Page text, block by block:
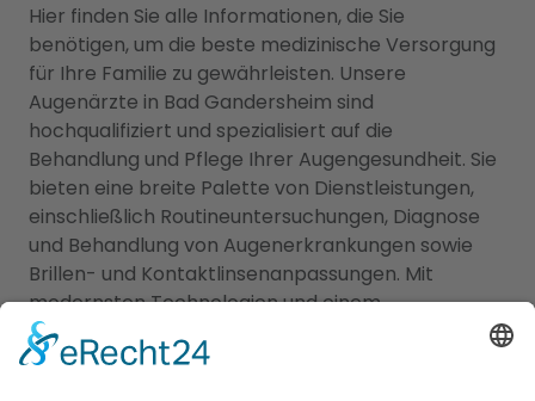
Hier finden Sie alle Informationen, die Sie
benötigen, um die beste medizinische Versorgung
für Ihre Familie zu gewährleisten. Unsere
Augenärzte in Bad Gandersheim sind
hochqualifiziert und spezialisiert auf die
Behandlung und Pflege Ihrer Augengesundheit. Sie
bieten eine breite Palette von Dienstleistungen,
einschließlich Routineuntersuchungen, Diagnose
und Behandlung von Augenerkrankungen sowie
Brillen- und Kontaktlinsenanpassungen. Mit
modernsten Technologien und einem
einfühlsamen Ansatz sorgen sie für Ihre klare Sicht
und Ihr Wohlbefinden. Zusätzlich bieten wir Ihnen